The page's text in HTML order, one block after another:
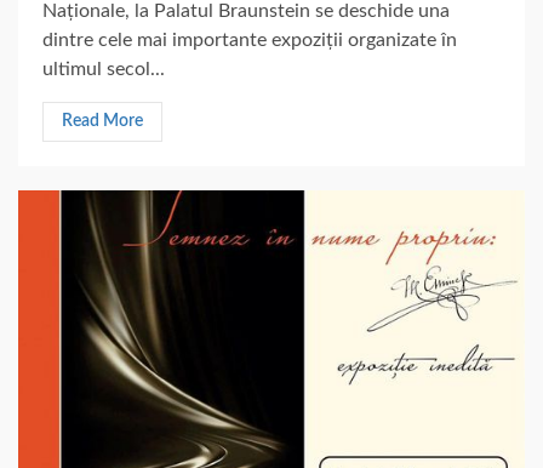
Naționale, la Palatul Braunstein se deschide una
dintre cele mai importante expoziții organizate în
ultimul secol...
Read More